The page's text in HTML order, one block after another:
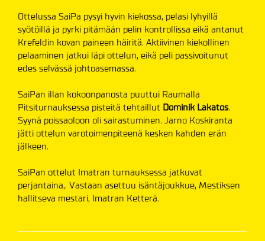
Ottelussa SaiPa pysyi hyvin kiekossa, pelasi lyhyillä
syötöillä ja pyrki pitämään pelin kontrollissa eikä antanut
Krefeldin kovan paineen häiritä. Aktiivinen kiekollinen
pelaaminen jatkui läpi ottelun, eikä peli passivoitunut
edes selvässä johtoasemassa.
SaiPan illan kokoonpanosta puuttui Raumalla
Pitsiturnauksessa pisteitä tehtaillut Dominik Lakatos.
Syynä poissaoloon oli sairastuminen. Jarno Koskiranta
jätti ottelun varotoimenpiteenä kesken kahden erän
jälkeen.
SaiPan ottelut Imatran turnauksessa jatkuvat
perjantaina,. Vastaan asettuu isäntäjoukkue, Mestiksen
hallitseva mestari, Imatran Ketterä.